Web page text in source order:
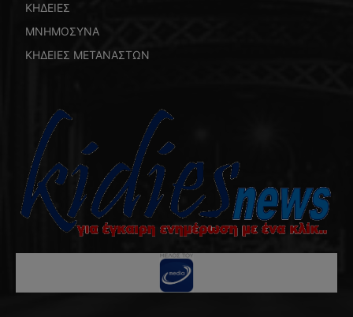
ΚΗΔΕΙΕΣ
ΜΝΗΜΟΣΥΝΑ
ΚΗΔΕΙΕΣ ΜΕΤΑΝΑΣΤΩΝ